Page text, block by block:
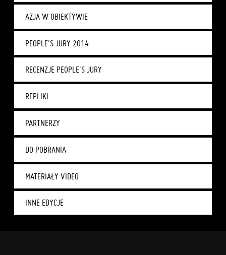
AZJA W OBIEKTYWIE
PEOPLE'S JURY 2014
RECENZJE PEOPLE'S JURY
REPLIKI
PARTNERZY
DO POBRANIA
MATERIAŁY VIDEO
INNE EDYCJE